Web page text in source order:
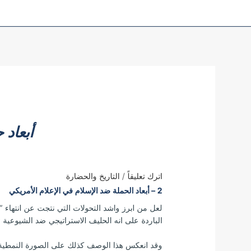
اترك تعليقاً / التاريخ والحضارة
2 – أبعاد الحملة ضد الإسلام في الإعلام الأمريكي
لعل من ابرز واشد التحولات التي نتجت عن
الباردة على انه الحليف الاستراتيجي ضد
وقد انعكس هذا الوصف كذلك على الصورة النمطية